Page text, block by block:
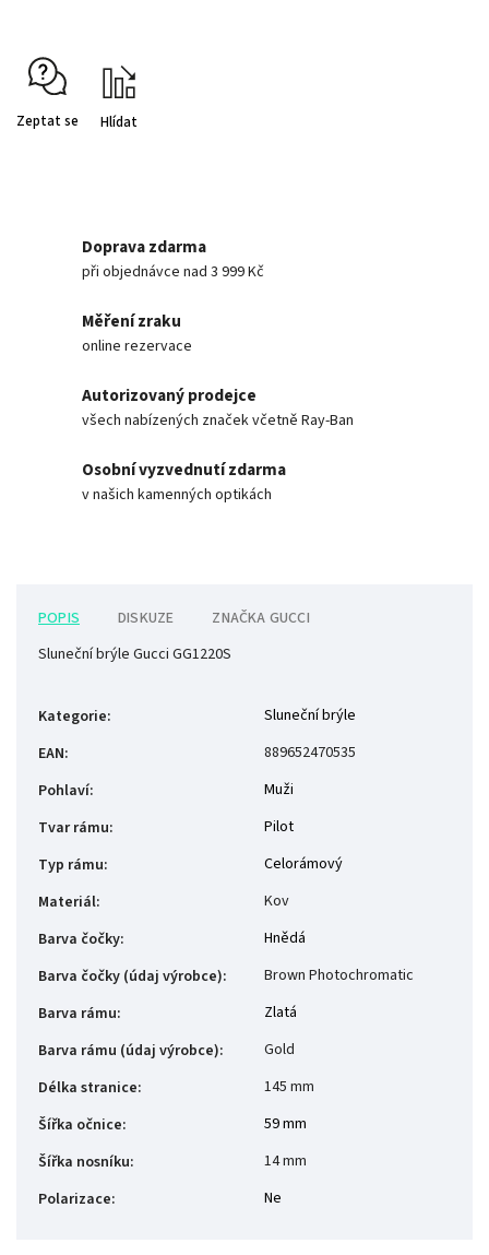
Zeptat se Hlídat
Doprava zdarma
při objednávce nad 3 999 Kč
Měření zraku
online rezervace
Autorizovaný prodejce
všech nabízených značek včetně Ray-Ban
Osobní vyzvednutí zdarma
v našich kamenných optikách
POPIS DISKUZE ZNAČKA GUCCI
Sluneční brýle Gucci GG1220S
Kategorie:
Sluneční brýle
EAN:
889652470535
Pohlaví:
Muži
Tvar rámu:
Pilot
Typ rámu:
Celorámový
Materiál:
Kov
Barva čočky:
Hnědá
Barva čočky (údaj výrobce):
Brown Photochromatic
Barva rámu:
Zlatá
Barva rámu (údaj výrobce):
Gold
Délka stranice:
145 mm
Šířka očnice:
59 mm
Šířka nosníku:
14 mm
Polarizace: Ne